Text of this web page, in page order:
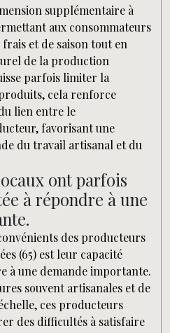
supplémentaire à
aux consommateurs
et de saison tout en
de la production
parfois limiter la
cela renforce
lien entre le
favorisant une
du travail artisanal et du
ont parfois
à répondre à une
des producteurs
(65) est leur capacité
à une demande importante.
souvent artisanales et de
ces producteurs
des difficultés à satisfaire